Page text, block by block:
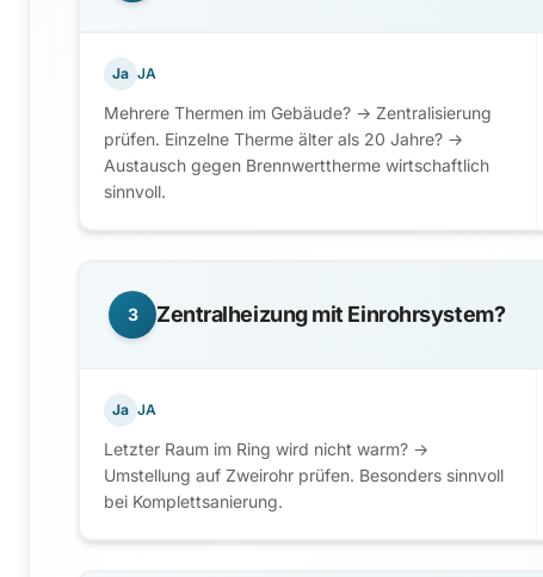
Ja JA
Mehrere Thermen im Gebäude? → Zentralisierung
prüfen. Einzelne Therme älter als 20 Jahre? →
Austausch gegen Brennwerttherme wirtschaftlich
sinnvoll.
3 Zentralheizung mit Einrohrsystem?
Ja JA
Letzter Raum im Ring wird nicht warm? →
Umstellung auf Zweirohr prüfen. Besonders sinnvoll
bei Komplettsanierung.